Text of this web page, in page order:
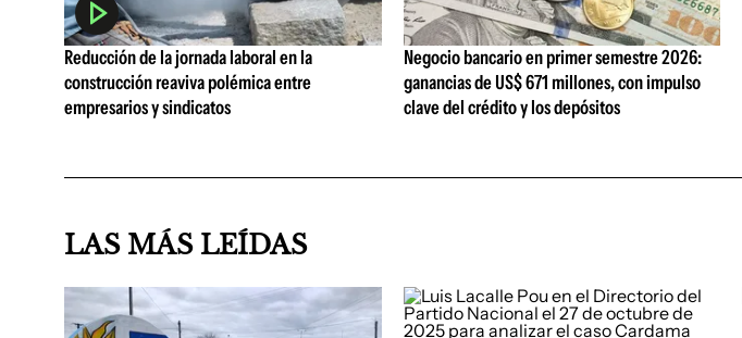
Reducción de la jornada laboral en la
construcción reaviva polémica entre
empresarios y sindicatos
Negocio bancario en primer semestre 2026:
ganancias de US$ 671 millones, con impulso
clave del crédito y los depósitos
LAS MÁS LEÍDAS